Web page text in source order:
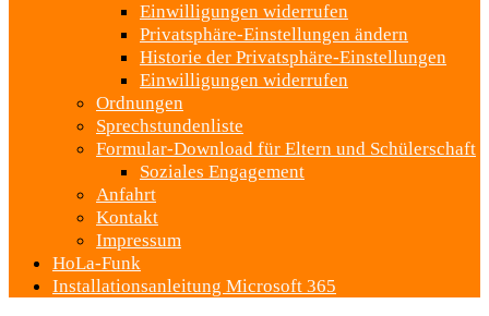
Einwilligungen widerrufen
Privatsphäre-Einstellungen ändern
Historie der Privatsphäre-Einstellungen
Einwilligungen widerrufen
Ordnungen
Sprechstundenliste
Formular-Download für Eltern und Schülerschaft
Soziales Engagement
Anfahrt
Kontakt
Impressum
HoLa-Funk
Installationsanleitung Microsoft 365